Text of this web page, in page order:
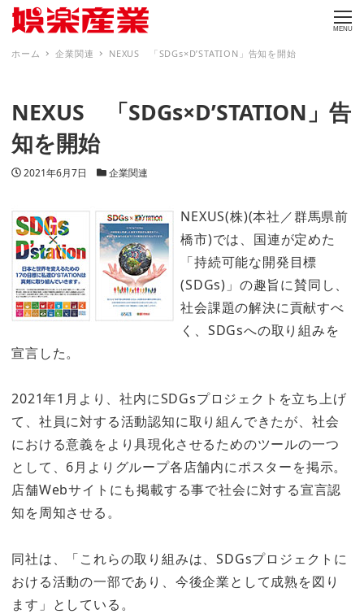
MENU
ホーム 企業関連 NEXUS 「SDGs×D’STATION」告知を開始
NEXUS 「SDGs×D’STATION」告
知を開始
投稿日
2021年6月7日 カテゴリー
企業関連
NEXUS(株)(本社／群馬県前
橋市)では、国連が定めた
「持続可能な開発目標
(SDGs)」の趣旨に賛同し、
社会課題の解決に貢献すべ
く、SDGsへの取り組みを
宣言した。
2021年1月より、社内にSDGsプロジェクトを立ち上げ
て、社員に対する活動認知に取り組んできたが、社会
における意義をより具現化させるためのツールの一つ
として、6月よりグループ各店舗内にポスターを掲示。
店舗Webサイトにも掲載する事で社会に対する宣言認
知を周知させる。
同社は、「これらの取り組みは、SDGsプロジェクトに
おける活動の一部であり、今後企業として成熟を図り
ます」としている。